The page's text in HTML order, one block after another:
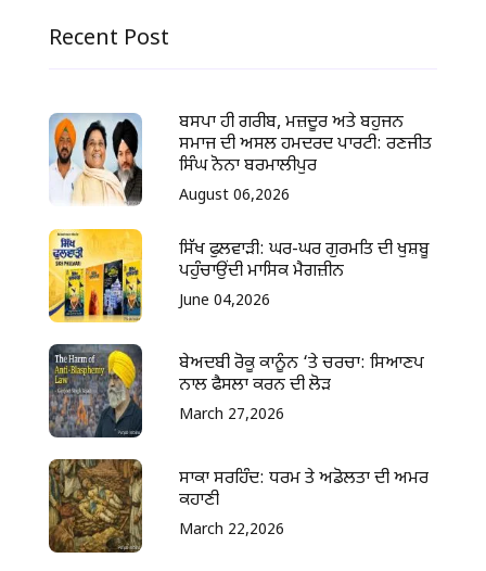
Recent Post
ਬਸਪਾ ਹੀ ਗਰੀਬ, ਮਜ਼ਦੂਰ ਅਤੇ ਬਹੁਜਨ
ਸਮਾਜ ਦੀ ਅਸਲ ਹਮਦਰਦ ਪਾਰਟੀ: ਰਣਜੀਤ
ਸਿੰਘ ਨੋਨਾ ਬਰਮਾਲੀਪੁਰ
August 06,2026
ਸਿੱਖ ਫੁਲਵਾੜੀ: ਘਰ-ਘਰ ਗੁਰਮਤਿ ਦੀ ਖੁਸ਼ਬੂ
ਪਹੁੰਚਾਉਂਦੀ ਮਾਸਿਕ ਮੈਗਜ਼ੀਨ
June 04,2026
ਬੇਅਦਬੀ ਰੋਕੂ ਕਾਨੂੰਨ ‘ਤੇ ਚਰਚਾ: ਸਿਆਣਪ
ਨਾਲ ਫੈਸਲਾ ਕਰਨ ਦੀ ਲੋੜ
March 27,2026
ਸਾਕਾ ਸਰਹਿੰਦ: ਧਰਮ ਤੇ ਅਡੋਲਤਾ ਦੀ ਅਮਰ
ਕਹਾਣੀ
March 22,2026